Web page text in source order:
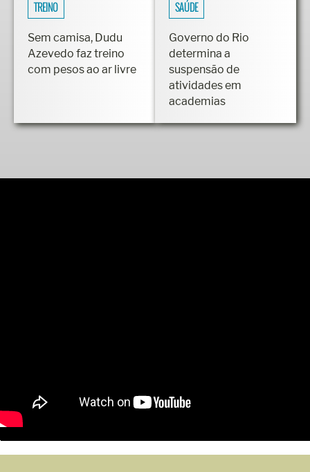
TREINO
Sem camisa, Dudu
Azevedo faz treino
com pesos ao ar livre
SAÚDE
Governo do Rio
determina a
suspensão de
atividades em
academias